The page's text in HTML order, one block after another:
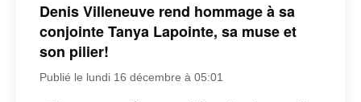
Denis Villeneuve rend hommage à sa
conjointe Tanya Lapointe, sa muse et
son pilier!
Publié le lundi 16 décembre à 05:01